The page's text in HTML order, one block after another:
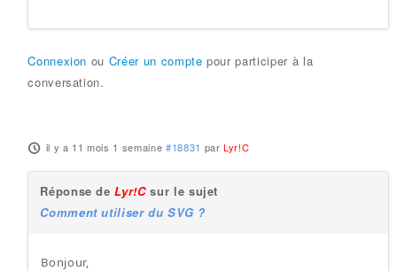
Connexion ou Créer un compte pour participer à la
conversation.
il y a 11 mois 1 semaine #18831 parLyr!C
Réponse deLyr!Csur le sujet
Comment utiliser du SVG ?
Bonjour,